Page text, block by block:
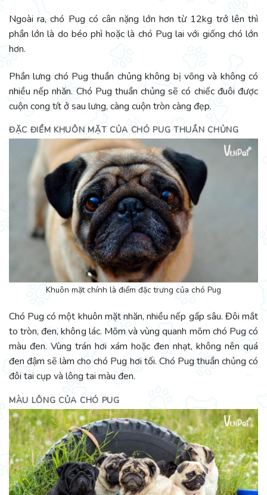
Ngoài ra, chó Pug có cân nặng lớn hơn từ 12kg trở lên thì
phần lớn là do béo phì hoặc là chó Pug lai với giống chó lớn
hơn.
Phần lưng chó Pug thuần chủng không bị võng và không có
nhiều nếp nhăn. Chó Pug thuần chủng sẽ có chiếc đuôi được
cuộn cong tít ở sau lưng, càng cuộn tròn càng đẹp.
ĐẶC ĐIỂM KHUÔN MẶT CỦA CHÓ PUG THUẦN CHỦNG
Khuôn mặt chính là điểm đặc trưng của chó Pug
Chó Pug có một khuôn mặt nhăn, nhiều nếp gấp sâu. Đôi mắt
to tròn, đen, không lác. Mõm và vùng quanh mõm chó Pug có
màu đen. Vùng trán hơi xám hoặc đen nhạt, không nên quá
đen đậm sẽ làm cho chó Pug hơi tối. Chó Pug thuần chủng có
đôi tai cụp và lông tai màu đen.
MÀU LÔNG CỦA CHÓ PUG